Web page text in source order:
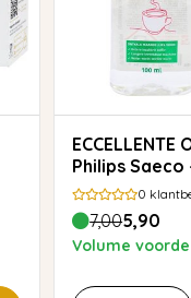
ECCELLENTE Ontkalker voor
Philips Saeco
0
7,005,90
Volume